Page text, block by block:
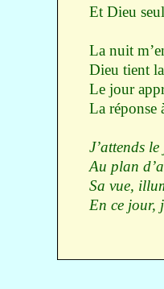
Et Dieu
La nuit
Dieu tient
Le jour
La
J’attends
Au plan
Sa vue,
En ce jour,